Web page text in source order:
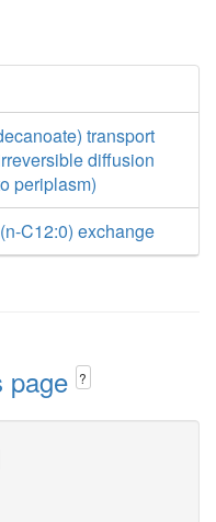
transport
diffusion
periplasm)
C12:0) exchange
page ?